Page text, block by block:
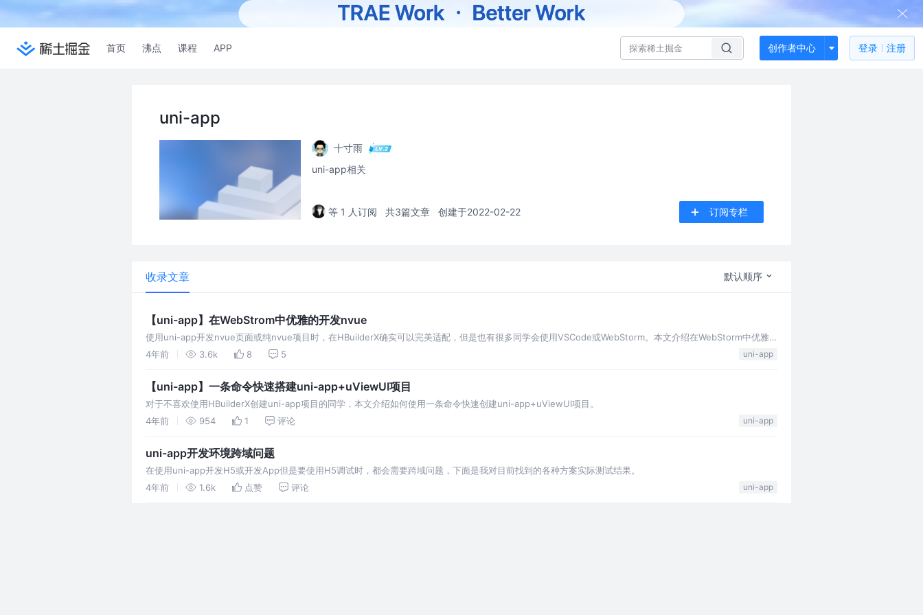
首页 沸点 课程 APP 创作者中心 登录 注册
uni-app
十寸雨
uni-app相关
等 1 人订阅 共3篇文章 创建于2022-02-22 订阅专栏
收录文章 默认顺序
【uni-app】在WebStrom中优雅的开发nvue
使用uni-app开发nvue页面或纯nvue项目时，在HBuilderX确实可以完美适配，但是也有很多同学会使用VSCode或WebStorm。本文介绍在WebStorm中优雅
的开发nvue的方法。
4年前 3.6k 8 5 uni-app
【uni-app】一条命令快速搭建uni-app+uViewUI项目
对于不喜欢使用HBuilderX创建uni-app项目的同学，本文介绍如何使用一条命令快速创建uni-app+uViewUI项目。
4年前
954 1 评论 uni-app
uni-app开发环境跨域问题
在使用uni-app开发H5或开发App但是要使用H5调试时，都会需要跨域问题，下面是我对目前找到的各种方案实际测试结果。
4年前
1.6k 点赞 评论 uni-app